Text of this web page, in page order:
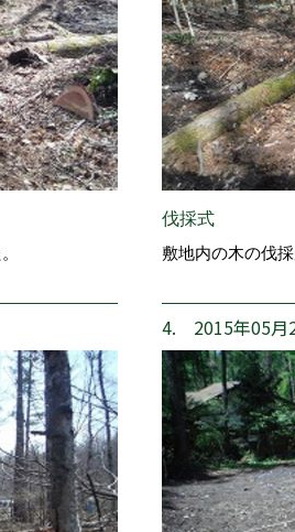
伐採式
敷地内の木の伐
4. 2015年05月